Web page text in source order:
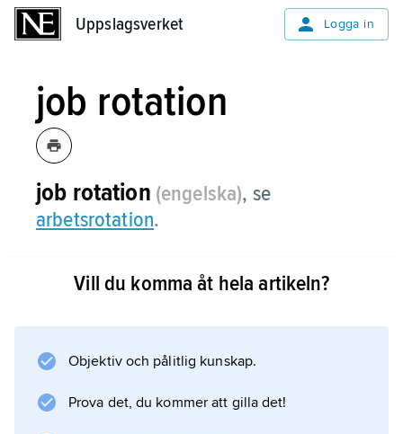
Uppslagsverket Logga in
job rotation
job rotation (engelska), se
arbetsrotation.
Vill du komma åt hela artikeln?
Objektiv och pålitlig kunskap.
Prova det, du kommer att gilla det!